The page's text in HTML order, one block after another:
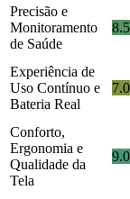
Precisão e
Monitoramento
de Saúde
Experiência de
Uso Contínuo e
Bateria Real
Conforto,
Ergonomia e
Qualidade da
Tela